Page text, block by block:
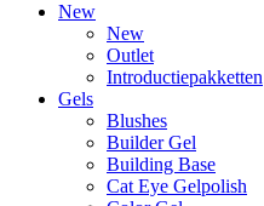
New
New
Outlet
Introductiepakketten
Gels
Blushes
Builder Gel
Building Base
Cat Eye Gelpolish